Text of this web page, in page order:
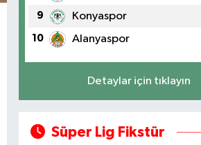
9 Konyaspor
10 Alanyaspor
Detaylar için tıklayın
Süper Lig Fikstür